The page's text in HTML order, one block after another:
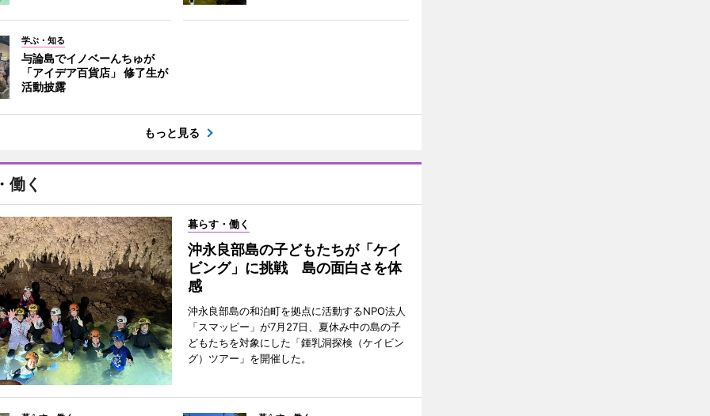
学ぶ・知る
与論島でイノベーんちゅが
「アイデア百貨店」 修了生が
活動披露
もっと見る
働く
暮らす・働く
沖永良部島の子どもたちが「ケイ
ビング」に挑戦 島の面白さを体
感
沖永良部島の和泊町を拠点に活動するNPO法人
「スマッピー」が7月27日、夏休み中の島の子
どもたちを対象にした「鍾乳洞探検（ケイビン
グ）ツアー」を開催した。